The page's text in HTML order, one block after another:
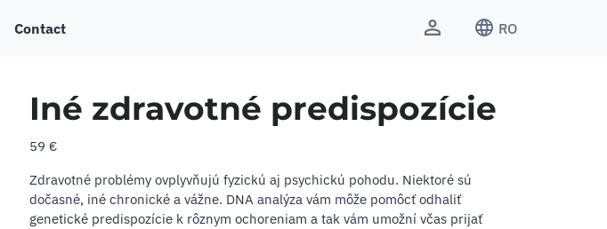
Contact RO
Iné zdravotné predispozície
59 €
Zdravotné problémy ovplyvňujú fyzickú aj psychickú pohodu. Niektoré sú
dočasné, iné chronické a vážne. DNA analýza vám môže pomôcť odhaliť
genetické predispozície k rôznym ochoreniam a tak vám umožní včas prijať